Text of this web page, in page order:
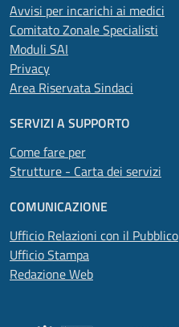
Avvisi per incarichi ai medici
Comitato Zonale Specialisti
Moduli SAI
Privacy
Area Riservata Sindaci
SERVIZI A SUPPORTO
Come fare per
Strutture - Carta dei servizi
COMUNICAZIONE
Ufficio Relazioni con il Pubblico
Ufficio Stampa
Redazione Web